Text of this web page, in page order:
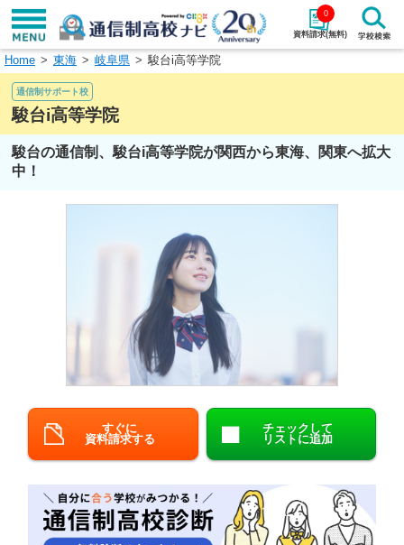
資料請求(無料)
0
学校名で探す
エリアから探す 特徴から探す
北陸・甲信越
中国
九州・沖縄
閉じる
Home 東海 岐阜県 駿台i高等学院
通信制サポート校
駿台i高等学院
駿台の通信制、駿台i高等学院が関西から東海、関東へ拡大
中！
すぐに
資料請求する
チェックして
リストに追加